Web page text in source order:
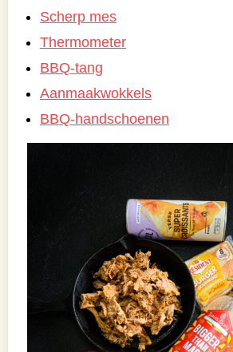
Scherp mes
Thermometer
BBQ-tang
Aanmaakwokkels
BBQ-handschoenen